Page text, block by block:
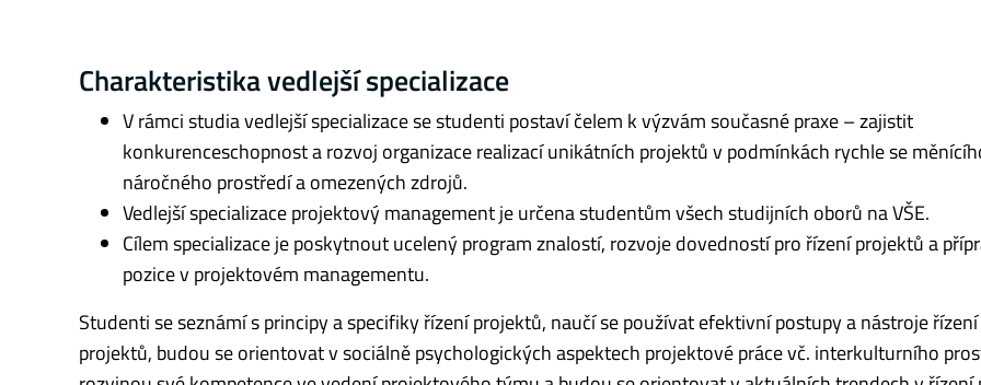
Charakteristika vedlejší specializace
V rámci studia vedlejší specializace se studenti postaví čelem k výzvám současné praxe – zajistit
konkurenceschopnost a rozvoj organizace realizací unikátních projektů v podmínkách rychle se
náročného prostředí a omezených zdrojů.
Vedlejší specializace projektový management je určena studentům všech studijních oborů na VŠE.
Cílem specializace je poskytnout ucelený program znalostí, rozvoje dovedností pro řízení projektů a
pozice v projektovém managementu.
Studenti se seznámí s principy a specifiky řízení projektů, naučí se používat efektivní postupy a nástroje řízení
projektů, budou se orientovat v sociálně psychologických aspektech projektové práce vč. interkulturního